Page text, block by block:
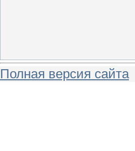
Полная версия сайта